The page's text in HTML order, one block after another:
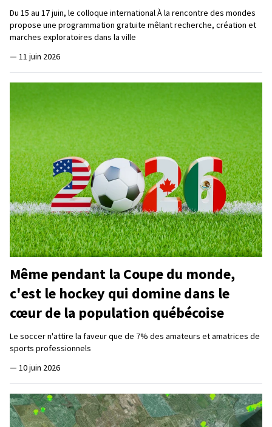
Du 15 au 17 juin, le colloque international À la rencontre des mondes
propose une programmation gratuite mêlant recherche, création et
marches exploratoires dans la ville
— 11 juin 2026
Même pendant la Coupe du monde,
c'est le hockey qui domine dans le
cœur de la population québécoise
Le soccer n'attire la faveur que de 7% des amateurs et amatrices de
sports professionnels
— 10 juin 2026